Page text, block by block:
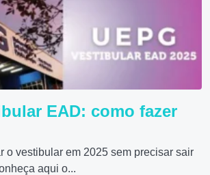
EAD: como fazer
o vestibular em 2025 sem precisar sair
aqui o...